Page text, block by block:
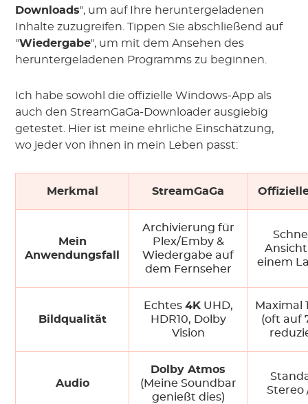
Downloads", um auf Ihre heruntergeladenen
Inhalte zuzugreifen. Tippen Sie abschließend auf
"Wiedergabe", um mit dem Ansehen des
heruntergeladenen Programms zu beginnen.
Ich habe sowohl die offizielle Windows-App als
auch den StreamGaGa-Downloader ausgiebig
getestet. Hier ist meine ehrliche Einschätzung,
wo jeder von ihnen in mein Leben passt:
Merkmal StreamGaGa
Mein
Anwendungsfall
Archivierung für
Plex/Emby &
Wiedergabe auf
dem Fernseher
einem
Bildqualität
Echtes 4KUHD,
HDR10, Dolby
Vision
Maximal
(oft auf
Audio
Dolby Atmos
(Meine Soundbar
genießt dies)
Stereo